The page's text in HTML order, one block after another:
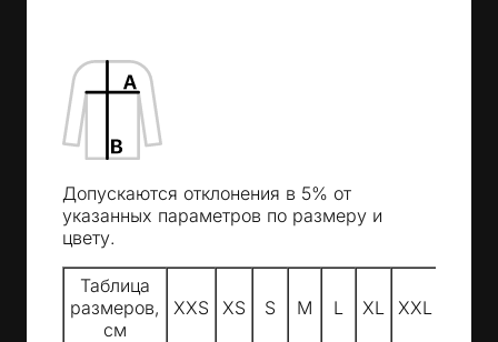
Допускаются отклонения в 5% от
указанных параметров по размеру и
цвету.
Таблица
размеров,
см
XXS XS S M L XL XXL